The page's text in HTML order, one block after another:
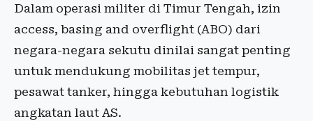
Dalam operasi militer di Timur Tengah, izin
access, basing and overflight (ABO) dari
negara-negara sekutu dinilai sangat penting
untuk mendukung mobilitas jet tempur,
pesawat tanker, hingga kebutuhan logistik
angkatan laut AS.